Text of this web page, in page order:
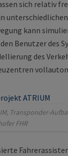
sich relativ
kann
Benutzer des
des
Transponder-
FHR